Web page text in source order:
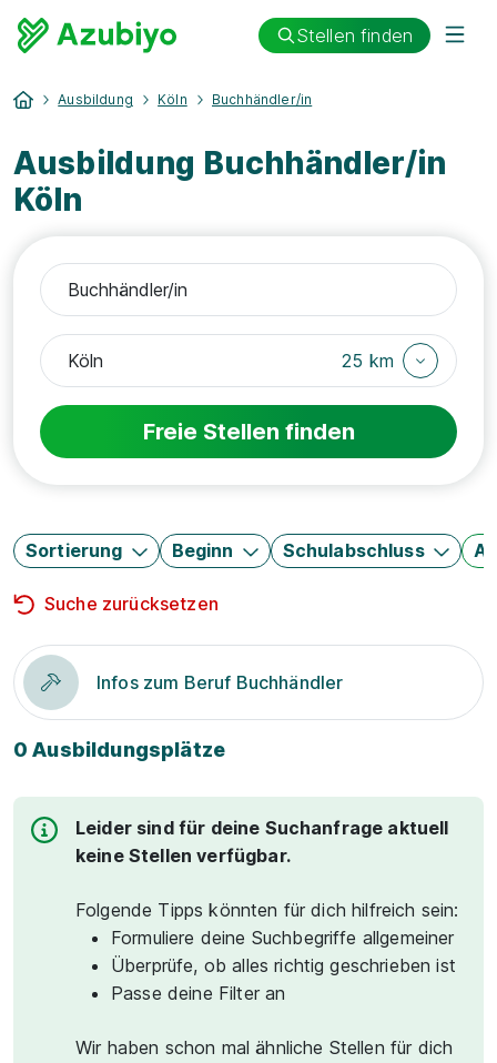
Stellen finden
Ausbildung Köln Buchhändler/in
Ausbildung Buchhändler/in
Köln
25 km
Freie Stellen finden
Sortierung Beginn Schulabschluss
Suche zurücksetzen
Infos zum Beruf Buchhändler
0 Ausbildungsplätze
Leider sind für deine Suchanfrage aktuell
keine Stellen verfügbar.
Folgende Tipps könnten für dich hilfreich sein:
Formuliere deine Suchbegriffe allgemeiner
Überprüfe, ob alles richtig geschrieben ist
Passe deine Filter an
Wir haben schon mal ähnliche Stellen für dich